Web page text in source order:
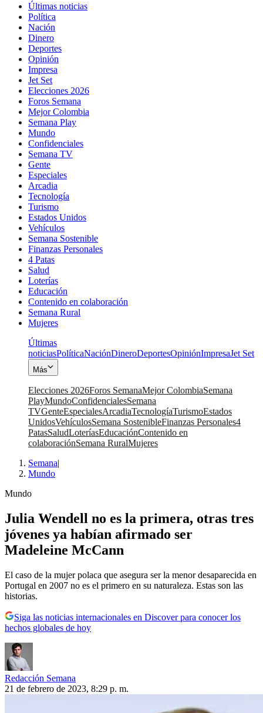
Últimas noticias
Política
Nación
Dinero
Deportes
Opinión
Impresa
Jet Set
Elecciones 2026
Foros Semana
Mejor Colombia
Semana Play
Mundo
Confidenciales
Semana TV
Gente
Especiales
Arcadia
Tecnología
Turismo
Estados Unidos
Vehículos
Semana Sostenible
Finanzas Personales
4 Patas
Salud
Loterías
Educación
Contenido en colaboración
Semana Rural
Mujeres
Últimas
noticiasPolíticaNaciónDineroDeportesOpiniónImpresaJet Set
Más
Elecciones 2026Foros SemanaMejor ColombiaSemana
PlayMundoConfidencialesSemana
TVGenteEspecialesArcadiaTecnologíaTurismoEstados
UnidosVehículosSemana SostenibleFinanzas Personales4
PatasSaludLoteríasEducaciónContenido en
colaboraciónSemana RuralMujeres
Semana|
Mundo
Mundo
Julia Wendell no es la primera, otras tres
jóvenes ya habían afirmado ser
Madeleine McCann
El caso de la mujer polaca que asegura ser la menor desaparecida en
Portugal en 2007 no es el primero en su naturaleza. Estas son las
historias.
Siga las noticias internacionales en Discover para conocer los
hechos globales de hoy
Redacción Semana
21 de febrero de 2023, 8:29 p. m.